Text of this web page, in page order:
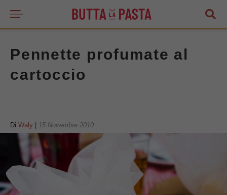
Pennette profumate al
cartoccio
Di Waly 15 Novembre 2010